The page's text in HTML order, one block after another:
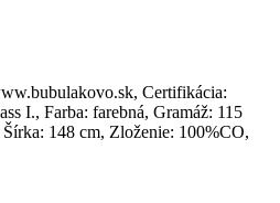
Certifikácia:
I., Farba: farebná, Gramáž: 115
148 cm, Zloženie: 100%CO,